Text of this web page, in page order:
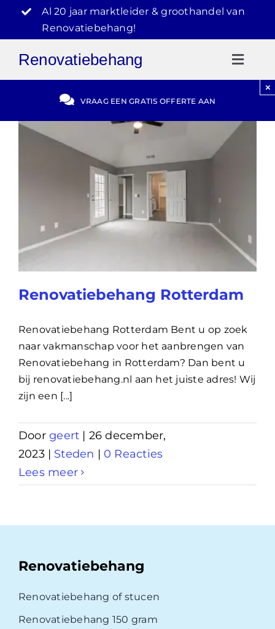
inhoud
Al 20 jaar marktleider & groothandel van
Renovatiebehang!
Renovatiebehang
Gratis Offerte
VRAAG EEN GRATIS OFFERTE AAN
×
Renovatiebehang Rotterdam
Renovatiebehang Rotterdam Bent u op zoek
naar vakmanschap voor het aanbrengen van
Renovatiebehang in Rotterdam? Dan bent u
bij renovatiebehang.nl aan het juiste adres! Wij
zijn een [...]
Doorgeert | 26 december,
2023 | Steden | 0 Reacties
Lees meer
Renovatiebehang
Renovatiebehang of stucen
Renovatiebehang 150 gram